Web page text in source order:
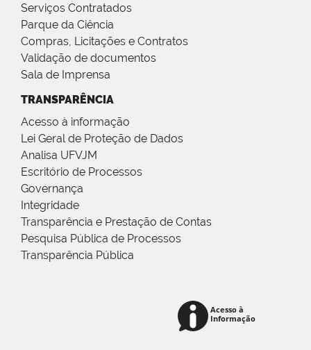
Serviços Contratados
Parque da Ciência
Compras, Licitações e Contratos
Validação de documentos
Sala de Imprensa
TRANSPARÊNCIA
Acesso à informação
Lei Geral de Proteção de Dados
Analisa UFVJM
Escritório de Processos
Governança
Integridade
Transparência e Prestação de Contas
Pesquisa Pública de Processos
Transparência Pública